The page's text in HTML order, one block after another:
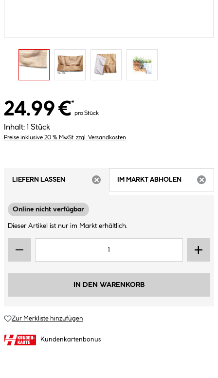
24.99 €*
pro Stück
Inhalt: 1 Stück
Preise inklusive 20 % MwSt. zzgl. Versandkosten
LIEFERN LASSEN
IM MARKT ABHOLEN
Online nicht verfügbar
Dieser Artikel ist nur im Markt erhältlich.
IN DEN WARENKORB
Zur Merkliste hinzufügen
Kundenkartenbonus